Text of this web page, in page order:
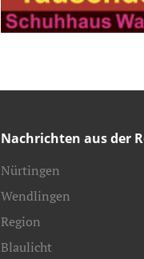
Nachrichten aus der
Nürtingen
Wendlingen
Region
Blaulicht